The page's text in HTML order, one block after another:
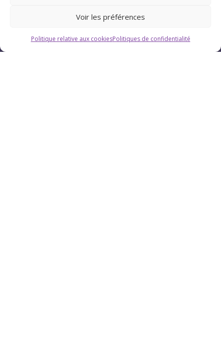
Voir les préférences
Politique relative aux cookiesPolitiques de confidentialité